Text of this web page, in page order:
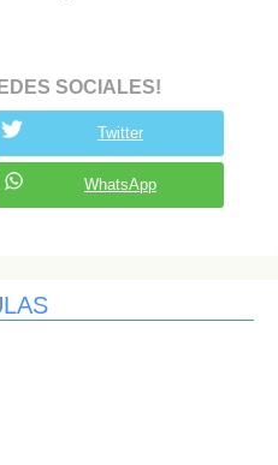
SOCIALES!
Twitter
WhatsApp